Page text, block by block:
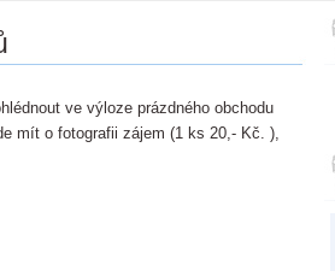
ve výloze prázdného obchodu
mít o fotografii zájem (1 ks 20,- Kč. ),